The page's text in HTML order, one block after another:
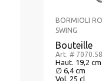
BORMIOLI
SWING
Bouteille
Art. #
Haut. 19,2 cm
∅ 6,4 cm
Vol. 25 cl